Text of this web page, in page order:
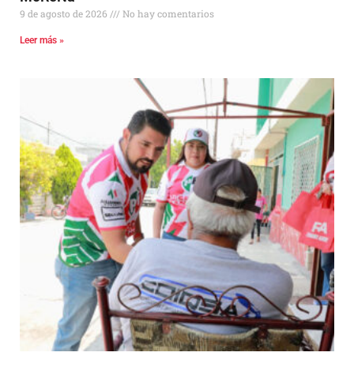
9 de agosto de 2026 No hay comentarios
Leer más »